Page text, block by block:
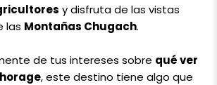
y disfruta de las vistas
las Montañas Chugach.
de tus intereses sobre qué ver
, este destino tiene algo que